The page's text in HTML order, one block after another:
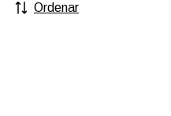
Ordenar